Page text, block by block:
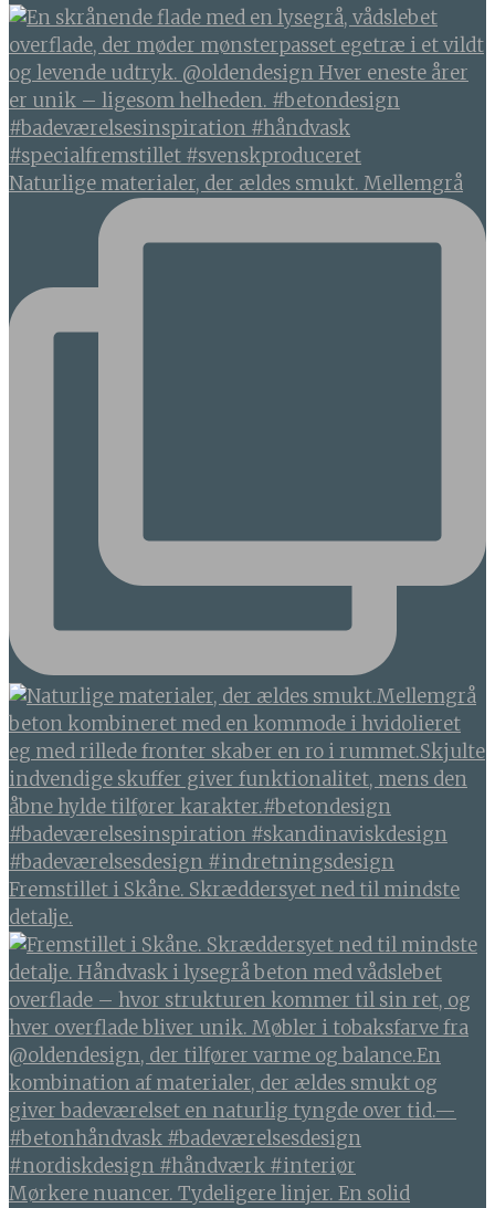
Naturlige materialer, der ældes smukt. Mellemgrå
Fremstillet i Skåne. Skræddersyet ned til mindste
detalje.
Mørkere nuancer. Tydeligere linjer. En solid